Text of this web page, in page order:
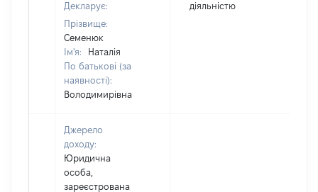
Декларує:
Прізвище:
Семенюк
Ім'я:
Наталія
По батькові (за
наявності):
Володимирівна
діяльністю
Джерело
доходу:
Юридична
особа,
зареєстрована